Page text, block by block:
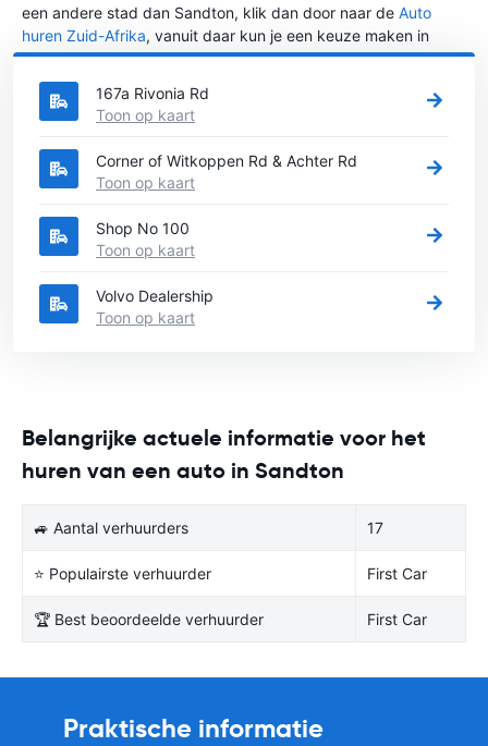
een andere stad dan Sandton, klik dan door naar de Auto
huren Zuid-Afrika, vanuit daar kun je een keuze maken in
welke stad in Zuid-Afrika je een auto huren wilt.
167a Rivonia Rd
Toon op kaart
Corner of Witkoppen Rd & Achter Rd
Toon op kaart
Shop No 100
Toon op kaart
Volvo Dealership
Toon op kaart
Belangrijke actuele informatie voor het
huren van een auto in Sandton
🚙 Aantal verhuurders 17
⭐ Populairste verhuurder First Car
🏆 Best beoordeelde verhuurder First Car
Praktische informatie